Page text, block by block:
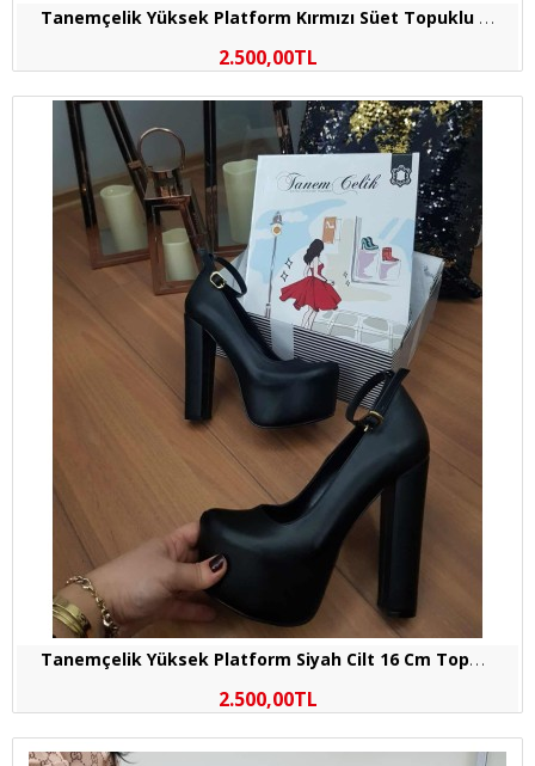
T
anemçelik Yüksek Platform Kırmızı Süet Topuklu Bayan Ayakkabı
2.500,00TL
T
anemçelik Yüksek Platform Siyah Cilt 16 Cm Topuklu Bayan Abiye Ayakkabı
2.500,00TL